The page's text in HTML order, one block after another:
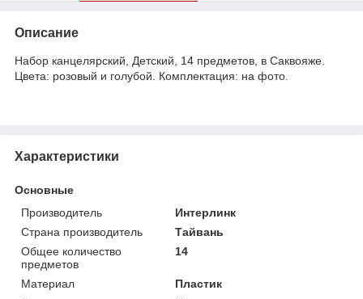
Описание
Набор канцелярский, Детский, 14 предметов, в Саквояже.
Цвета: розовый и голубой. Комплектация: на фото.
Характеристики
Основные
Производитель
Интерлинк
Страна производитель
Тайвань
Общее количество
предметов
14
Материал
Пластик